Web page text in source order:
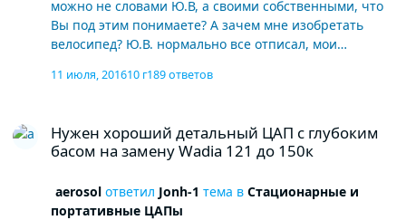
можно не словами Ю.В, а своими собственными, что
Вы под этим понимаете? А зачем мне изобретать
велосипед? Ю.В. нормально все отписал, мои
разряженный, плотности и злости (особенно по вч)
играет, деталей много, тембры правильные..и что
дальше? скукота.
11 июля, 201610 г189 ответов
Нужен хороший детальный ЦАП с глубоким
басом на замену Wadia 121 до 150к
aerosolответил Jonh-1 тема в Стационарные и
портативные ЦАПы